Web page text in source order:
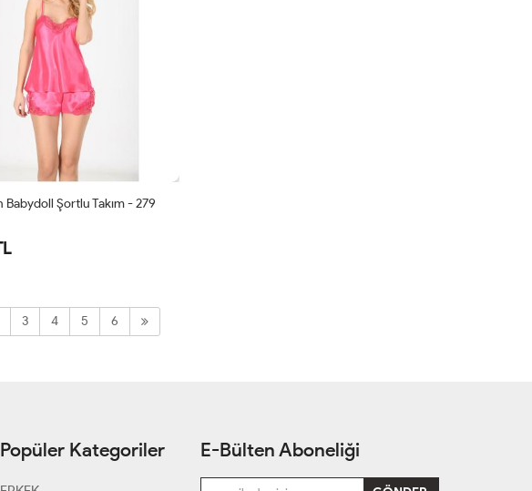
Babydoll Şortlu Takım - 279
3 4 5 6
Popüler Kategoriler E-Bülten Aboneliği